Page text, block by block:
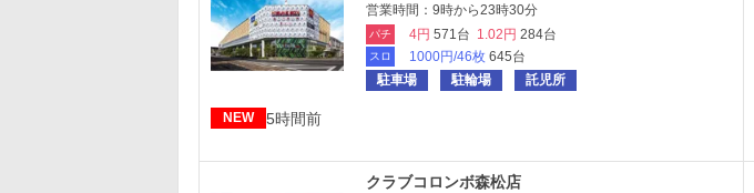
営業時間：9時から23時30分
パチ 4円 571台 1.02円 284台
スロ 1000円/46枚 645台
駐車場
駐輪場 託児所
NEW 5時間前
クラブコロンボ森松店